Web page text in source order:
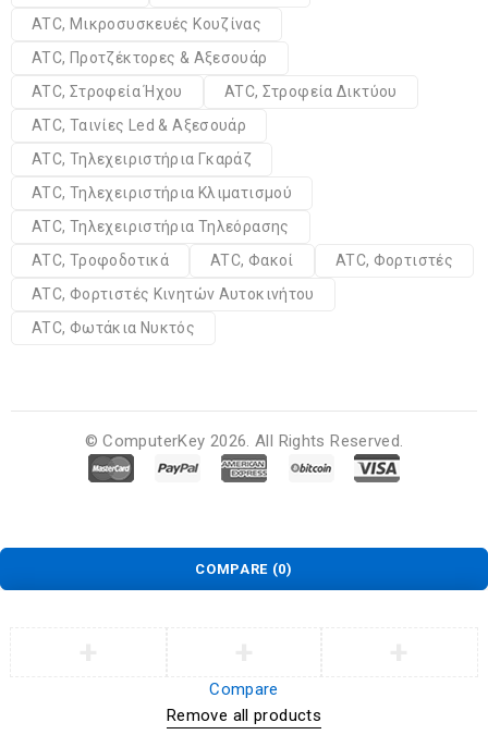
ATC, Μικροσυσκευές Κουζίνας
ATC, Προτζέκτορες & Αξεσουάρ
ATC, Στροφεία Ήχου
ATC, Στροφεία Δικτύου
ATC, Ταινίες Led & Αξεσουάρ
ATC, Τηλεχειριστήρια Γκαράζ
ATC, Τηλεχειριστήρια Κλιματισμού
ATC, Τηλεχειριστήρια Τηλεόρασης
ATC, Τροφοδοτικά
ATC, Φακοί
ATC, Φορτιστές
ATC, Φορτιστές Κινητών Αυτοκινήτου
ATC, Φωτάκια Νυκτός
© ComputerKey 2026. All Rights Reserved.
COMPARE (0)
Compare
Remove all products